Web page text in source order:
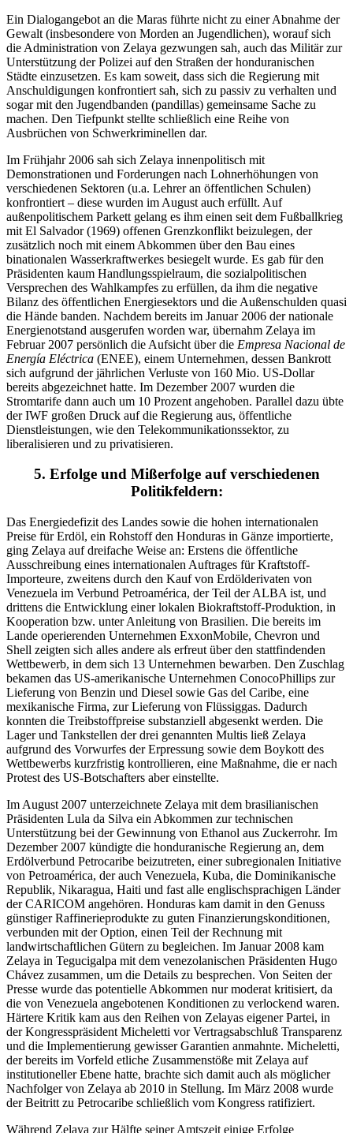
Ein Dialogangebot an die Maras führte nicht zu einer Abnahme der
Gewalt (insbesondere von Morden an Jugendlichen), worauf sich
die Administration von Zelaya gezwungen sah, auch das Militär zur
Unterstützung der Polizei auf den Straßen der honduranischen
Städte einzusetzen. Es kam soweit, dass sich die Regierung mit
Anschuldigungen konfrontiert sah, sich zu passiv zu verhalten und
sogar mit den Jugendbanden (pandillas) gemeinsame Sache zu
machen. Den Tiefpunkt stellte schließlich eine Reihe von
Ausbrüchen von Schwerkriminellen dar.
Im Frühjahr 2006 sah sich Zelaya innenpolitisch mit
Demonstrationen und Forderungen nach Lohnerhöhungen von
verschiedenen Sektoren (u.a. Lehrer an öffentlichen Schulen)
konfrontiert – diese wurden im August auch erfüllt. Auf
außenpolitischem Parkett gelang es ihm einen seit dem Fußballkrieg
mit El Salvador (1969) offenen Grenzkonflikt beizulegen, der
zusätzlich noch mit einem Abkommen über den Bau eines
binationalen Wasserkraftwerkes besiegelt wurde. Es gab für den
Präsidenten kaum Handlungsspielraum, die sozialpolitischen
Versprechen des Wahlkampfes zu erfüllen, da ihm die negative
Bilanz des öffentlichen Energiesektors und die Außenschulden quasi
die Hände banden. Nachdem bereits im Januar 2006 der nationale
Energienotstand ausgerufen worden war, übernahm Zelaya im
Februar 2007 persönlich die Aufsicht über die Empresa Nacional de
Energía Eléctrica (ENEE), einem Unternehmen, dessen Bankrott
sich aufgrund der jährlichen Verluste von 160 Mio. US-Dollar
bereits abgezeichnet hatte. Im Dezember 2007 wurden die
Stromtarife dann auch um 10 Prozent angehoben. Parallel dazu übte
der IWF großen Druck auf die Regierung aus, öffentliche
Dienstleistungen, wie den Telekommunikationssektor, zu
liberalisieren und zu privatisieren.
5. Erfolge und Mißerfolge auf verschiedenen
Politikfeldern:
Das Energiedefizit des Landes sowie die hohen internationalen
Preise für Erdöl, ein Rohstoff den Honduras in Gänze importierte,
ging Zelaya auf dreifache Weise an: Erstens die öffentliche
Ausschreibung eines internationalen Auftrages für Kraftstoff-
Importeure, zweitens durch den Kauf von Erdölderivaten von
Venezuela im Verbund Petroamérica, der Teil der ALBA ist, und
drittens die Entwicklung einer lokalen Biokraftstoff-Produktion, in
Kooperation bzw. unter Anleitung von Brasilien. Die bereits im
Lande operierenden Unternehmen ExxonMobile, Chevron und
Shell zeigten sich alles andere als erfreut über den stattfindenden
Wettbewerb, in dem sich 13 Unternehmen bewarben. Den Zuschlag
bekamen das US-amerikanische Unternehmen ConocoPhillips zur
Lieferung von Benzin und Diesel sowie Gas del Caribe, eine
mexikanische Firma, zur Lieferung von Flüssiggas. Dadurch
konnten die Treibstoffpreise substanziell abgesenkt werden. Die
Lager und Tankstellen der drei genannten Multis ließ Zelaya
aufgrund des Vorwurfes der Erpressung sowie dem Boykott des
Wettbewerbs kurzfristig kontrollieren, eine Maßnahme, die er nach
Protest des US-Botschafters aber einstellte.
Im August 2007 unterzeichnete Zelaya mit dem brasilianischen
Präsidenten Lula da Silva ein Abkommen zur technischen
Unterstützung bei der Gewinnung von Ethanol aus Zuckerrohr. Im
Dezember 2007 kündigte die honduranische Regierung an, dem
Erdölverbund Petrocaribe beizutreten, einer subregionalen Initiative
von Petroamérica, der auch Venezuela, Kuba, die Dominikanische
Republik, Nikaragua, Haiti und fast alle englischsprachigen Länder
der CARICOM angehören. Honduras kam damit in den Genuss
günstiger Raffinerieprodukte zu guten Finanzierungskonditionen,
verbunden mit der Option, einen Teil der Rechnung mit
landwirtschaftlichen Gütern zu begleichen. Im Januar 2008 kam
Zelaya in Tegucigalpa mit dem venezolanischen Präsidenten Hugo
Chávez zusammen, um die Details zu besprechen. Von Seiten der
Presse wurde das potentielle Abkommen nur moderat kritisiert, da
die von Venezuela angebotenen Konditionen zu verlockend waren.
Härtere Kritik kam aus den Reihen von Zelayas eigener Partei, in
der Kongresspräsident Micheletti vor Vertragsabschluß Transparenz
und die Implementierung gewisser Garantien anmahnte. Micheletti,
der bereits im Vorfeld etliche Zusammenstöße mit Zelaya auf
institutioneller Ebene hatte, brachte sich damit auch als möglicher
Nachfolger von Zelaya ab 2010 in Stellung. Im März 2008 wurde
der Beitritt zu Petrocaribe schließlich vom Kongress ratifiziert.
Während Zelaya zur Hälfte seiner Amtszeit einige Erfolge